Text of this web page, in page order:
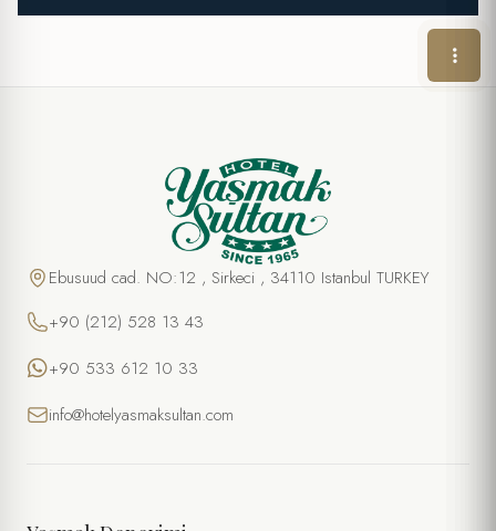
Ebusuud cad. NO:12 , Sirkeci , 34110 Istanbul TURKEY
+90 (212) 528 13 43
+90 533 612 10 33
info@hotelyasmaksultan.com